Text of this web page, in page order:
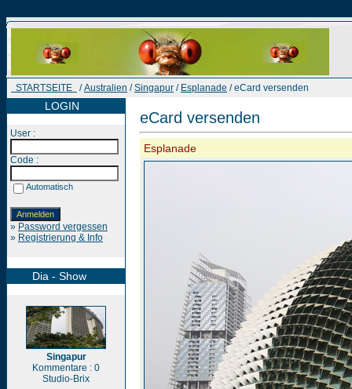
STARTSEITE /Australien /Singapur / Esplanade / eCard versenden
LOGIN
User :
Code :
Automatisch
» Password vergessen
» Registrierung & Info
Dia - Show
Singapur
Kommentare : 0
Studio-Brix
eCard versenden
Esplanade